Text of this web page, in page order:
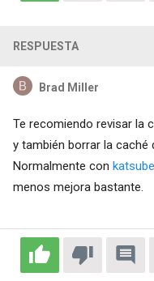
RESPUESTA
Brad Miller
Te recomiendo revisar la
y también borrar la caché
Normalmente con
menos mejora bastante.